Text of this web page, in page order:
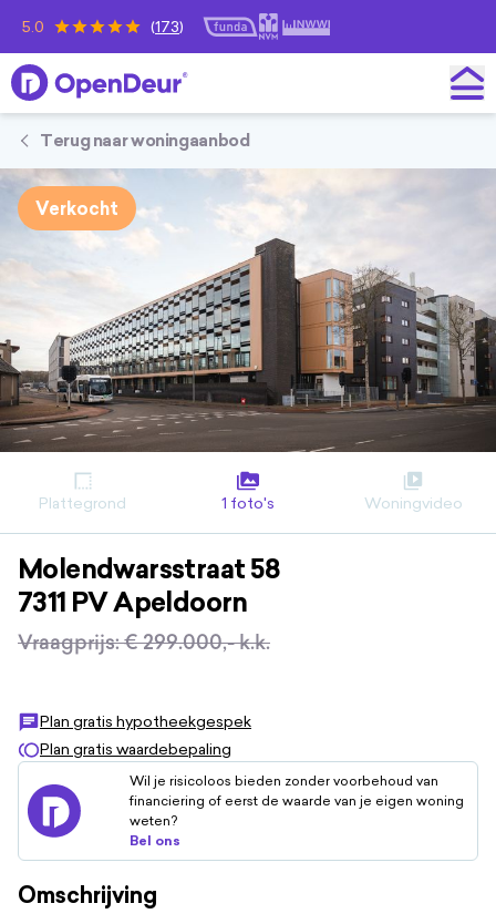
5.0 (173)
OpenDeur
Terug naar woningaanbod
Plattegrond 1 foto's Woningvideo
Verkocht
Molendwarsstraat 58
7311 PVApeldoorn
Vraagprijs:€ 299.000,-k.k.
Plan gratis hypotheekgespek
Plan gratis waardebepaling
Wil je risicoloos bieden zonder voorbehoud van
financiering of eerst de waarde van je eigen woning
weten?
Bel ons
Omschrijving